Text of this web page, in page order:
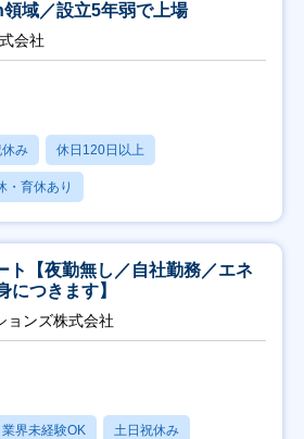
域／設立5年弱で上場
会社
み 休日120日以上
・育休あり
ト【夜勤無し／自社勤務／エネ
につきます】
ョンズ株式会社
界未経験OK 土日祝休み